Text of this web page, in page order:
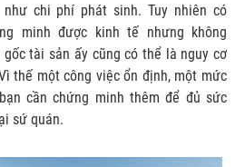
chi phí phát sinh. Tuy nhiên có
minh được kinh tế nhưng không
tài sản ấy cũng có thể là nguy cơ
thế một công việc ổn định, một mức
cần chứng minh thêm để đủ sức
sứ quán.